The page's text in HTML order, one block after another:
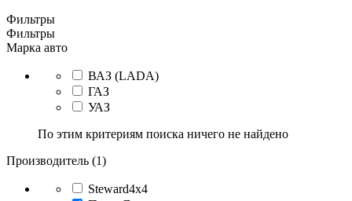
Фильтры
Фильтры
Марка авто
ВАЗ (LADA)
ГАЗ
УАЗ
По этим критериям поиска ничего не найдено
Производитель (1)
Steward4x4